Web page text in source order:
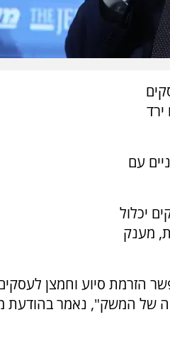
עם
יכלול
מענק
הזרמת סיוע וחמצן
של המשק", נאמר בהודעת